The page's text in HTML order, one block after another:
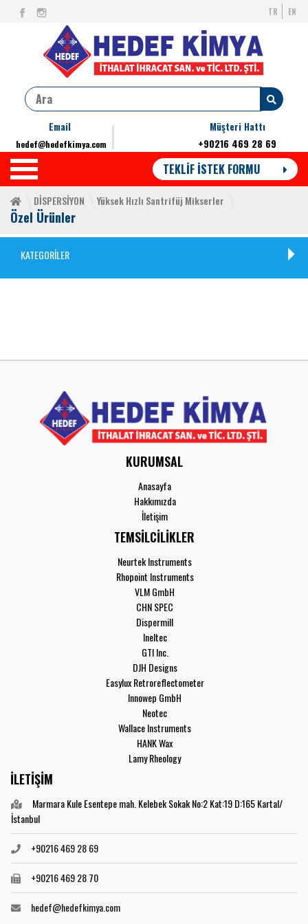
TR EN
Müşteri Hattı
+90216 469 28 69
Email
hedef@hedefkimya.com
TEKLİF İSTEK FORMU
DİSPERSİYON Yüksek Hızlı Santrifüj Mikserler
Özel Ürünler
KATEGORİLER
KURUMSAL
Anasayfa
Hakkımızda
İletişim
TEMSİLCİLİKLER
Neurtek Instruments
Rhopoint Instruments
VLM GmbH
CHN SPEC
Dispermill
Ineltec
GTI Inc.
DJH Designs
Easylux Retroreflectometer
Innowep GmbH
Neotec
Wallace Instruments
HANK Wax
Lamy Rheology
İLETİŞİM
Marmara Kule Esentepe mah. Kelebek Sokak No:2 Kat:19 D:165 Kartal/
İstanbul
+90216 469 28 69
+90216 469 28 70
hedef@hedefkimya.com